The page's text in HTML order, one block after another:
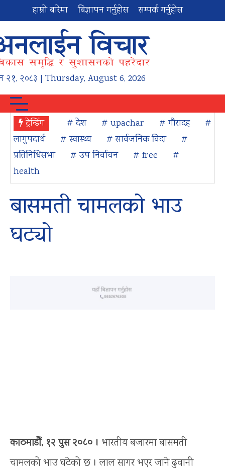
हाम्रो बारेमा बिज्ञापन गर्नुहोस सम्पर्क गर्नुहोस
२१, २०८३ | Thursday, August 6, 2026
ट्रेन्डिंग # देश # upachar # गौरादह
#
लागुपदार्थ
# स्वास्थ्य # सार्वजनिक विदा
#
प्रतिनिधिसभा
# उप निर्वाचन # free
#
health
बासमती चामलको भाउ
घट्यो
काठमाडौँ, १२ पुस २०८० । भारतीय बजारमा बासमती
चामलको भाउ घटेको छ । लाल सागर भएर जाने ढुवानी